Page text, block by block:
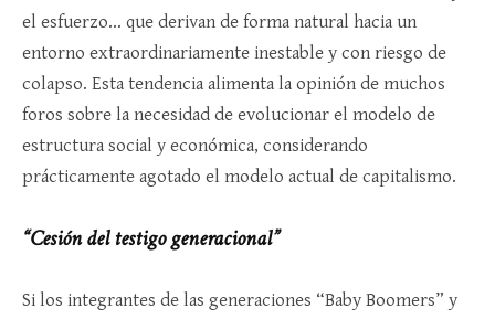
el esfuerzo… que derivan de forma natural hacia un
entorno extraordinariamente inestable y con riesgo de
colapso. Esta tendencia alimenta la opinión de muchos
foros sobre la necesidad de evolucionar el modelo de
estructura social y económica, considerando
prácticamente agotado el modelo actual de capitalismo.
“Cesión del testigo generacional”
Si los integrantes de las generaciones “Baby Boomers” y